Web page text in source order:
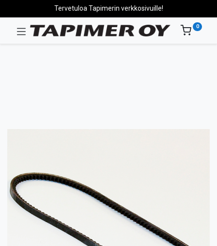
Tervetuloa Tapimerin verkkosivuille!
0